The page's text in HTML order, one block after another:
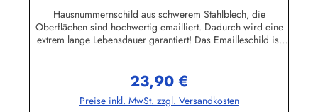
Nummer Zahl Ziffer
Hausnummernschild aus schwerem Stahlblech, die
Oberflächen sind hochwertig emailliert. Dadurch wird eine
extrem lange Lebensdauer garantiert! Das Emailleschild ist
stand! Wetterfest und UV-beständigNicht das Passende
gefunden? Hier geht's zu den Hausnummern nach Wunsch
Herstellerinformationen:Buddel-Bini Inh. Eda Binikowski
Regulärer Preis:
23,90 €
Preise inkl. MwSt. zzgl. Versandkosten